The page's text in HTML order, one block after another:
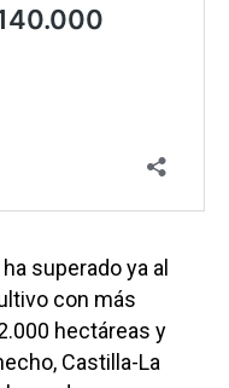
superado ya al
con más
hectáreas y
Castilla-La